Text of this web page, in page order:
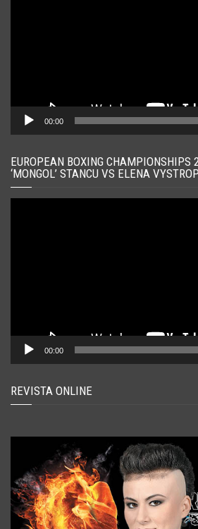
00:00
EUROPEAN BOXING CHAMPIONSHIPS
‘MONGOL’ STANCU VS ELENA
00:00
REVISTA ONLINE